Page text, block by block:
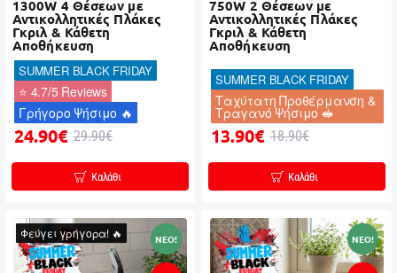
1300W 4 Θέσεων με
Αντικολλητικές Πλάκες
Γκριλ & Κάθετη
Αποθήκευση
SUMMER BLACK FRIDAY
⭐ 4.7/5 Reviews
Γρήγορο Ψήσιμο 🔥
24.90€ 29.90€
Καλάθι
750W 2 Θέσεων με
Αντικολλητικές Πλάκες
Γκριλ & Κάθετη
Αποθήκευση
SUMMER BLACK FRIDAY
Ταχύτατη Προθέρμανση &
Τραγανό Ψήσιμο 🥪
13.90€ 18.90€
Καλάθι
NEO!
Φεύγει γρήγορα! 🔥 NEO!